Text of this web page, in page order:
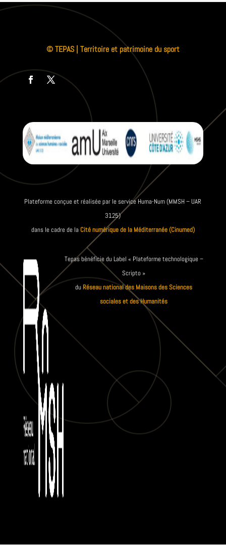
© TEPAS | Territoire et patrimoine du sport
Plateforme conçue et réalisée par le service Huma-Num (MMSH – UAR
3125)
dans le cadre de la Cité numérique de la Méditerranée (Cinumed)
Tepas bénéficie du Label « Plateforme technologique –
Scripto »
du Réseau national des Maisons des Sciences
sociales et des Humanités